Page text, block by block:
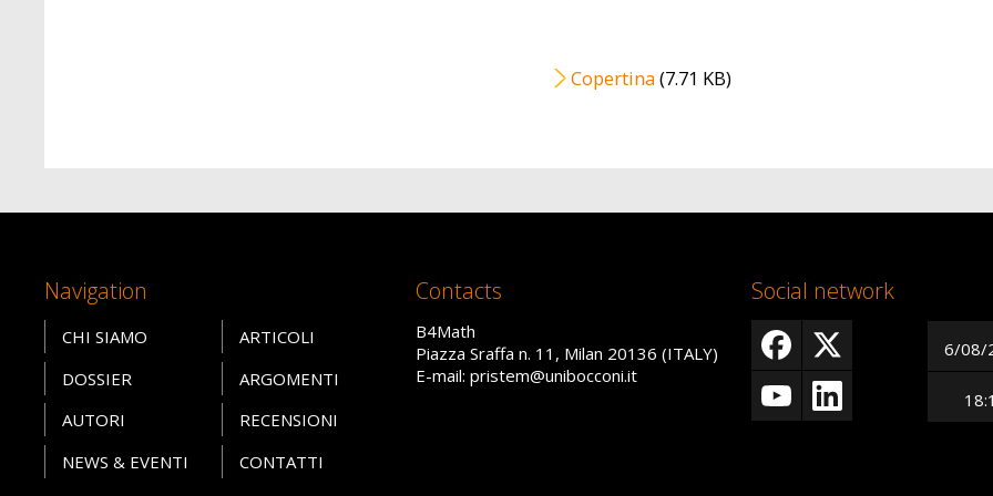
File
Copertina(7.71 KB)
Navigation
CHI SIAMO
DOSSIER
AUTORI
NEWS & EVENTI
ARTICOLI
ARGOMENTI
RECENSIONI
CONTATTI
Contacts
B4Math
Piazza Sraffa n. 11, Milan 20136 (ITALY)
E-mail: pristem@unibocconi.it
Social network
6/08/